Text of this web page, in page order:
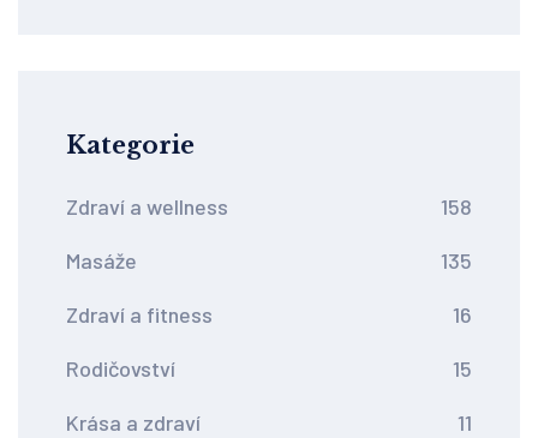
Kategorie
Zdraví a wellness 158
Masáže 135
Zdraví a fitness 16
Rodičovství 15
Krása a zdraví 11